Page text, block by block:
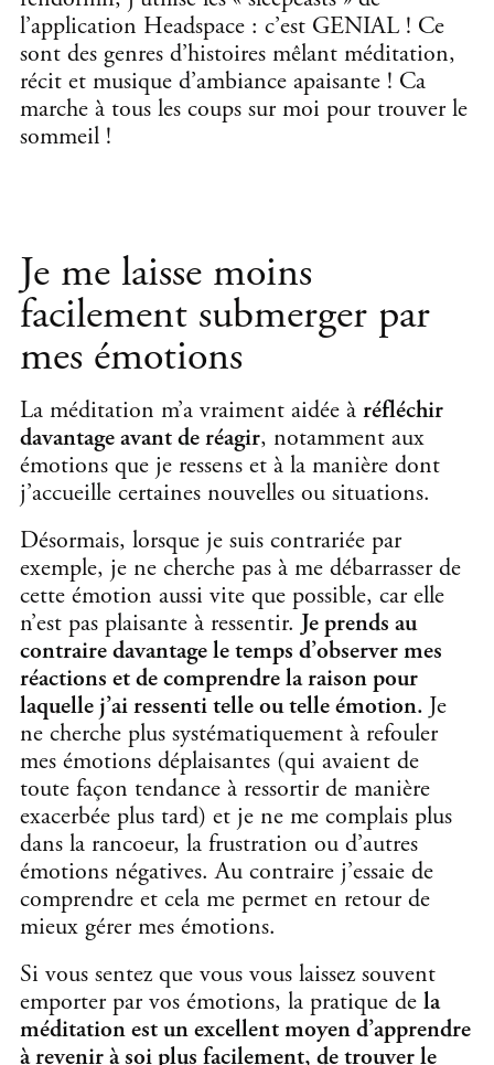
l’application Headspace : c’est GENIAL ! Ce
sont des genres d’histoires mêlant méditation,
récit et musique d’ambiance apaisante ! Ca
marche à tous les coups sur moi pour trouver le
sommeil !
Je me laisse moins
facilement submerger par
mes émotions
La méditation m’a vraiment aidée à réfléchir
davantage avant de réagir, notamment aux
émotions que je ressens et à la manière dont
j’accueille certaines nouvelles ou situations.
Désormais, lorsque je suis contrariée par
exemple, je ne cherche pas à me débarrasser de
cette émotion aussi vite que possible, car elle
n’est pas plaisante à ressentir. Je prends au
contraire davantage le temps d’observer mes
réactions et de comprendre la raison pour
laquelle j’ai ressenti telle ou telle émotion. Je
ne cherche plus systématiquement à refouler
mes émotions déplaisantes (qui avaient de
toute façon tendance à ressortir de manière
exacerbée plus tard) et je ne me complais plus
dans la rancoeur, la frustration ou d’autres
émotions négatives.Au contraire j’essaie de
comprendre et cela me permet en retour de
mieux gérer mes émotions.
Si vous sentez que vous vous laissez souvent
emporter par vos émotions, la pratique de la
méditation est un excellent moyen d’apprendre
à revenir à soi plus facilement, de trouver le